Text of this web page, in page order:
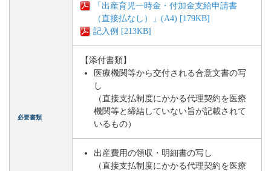
必要書類
「出産育児一時金・付加金支給申請書
（直接払なし）」(A4) [179KB]
記入例 [213KB]
【添付書類】
医療機関等から交付される合意文書の写
し
（直接支払制度にかかる代理契約を医療
機関等と締結していない旨が記載されて
いるもの）
出産費用の領収・明細書の写し
（直接支払制度にかかる代理契約を医療